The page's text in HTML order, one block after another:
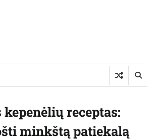
receptas:
minkštą patiekalą